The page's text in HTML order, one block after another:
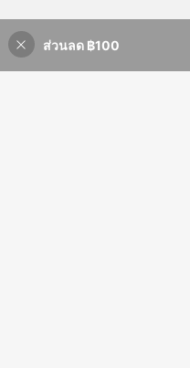
ส่วนลด ฿100